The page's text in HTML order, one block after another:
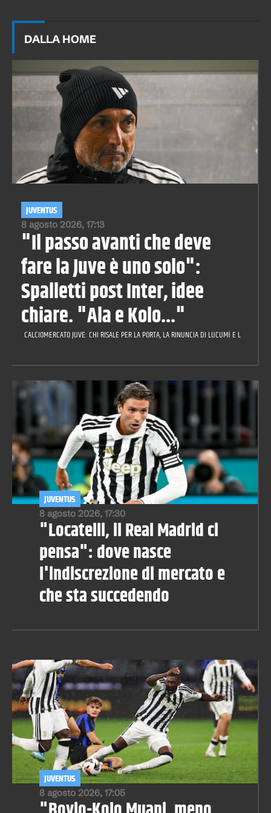
DALLA HOME
8 agosto 2026, 17:13
JUVENTUS
"Il passo avanti che deve
fare la Juve è uno solo":
Spalletti post Inter, idee
chiare. "Ala e Kolo..."
CALCIOMERCATO JUVE: CHI RISALE PER LA PORTA, LA RINUNCIA DI LUCUMÌ E LA
8 agosto 2026, 17:30
JUVENTUS
"Locatelli, il Real Madrid ci
pensa": dove nasce
l'indiscrezione di mercato e
che sta succedendo
8 agosto 2026, 17:05
JUVENTUS